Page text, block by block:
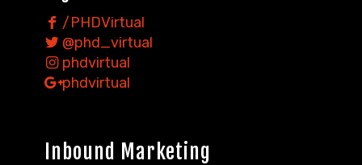
/PHDVirtual
@phd_virtual
phdvirtual
phdvirtual
Inbound Marketing